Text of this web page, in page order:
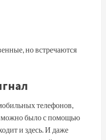
но встречаются
телефонов,
можно было с помощью
и здесь. И даже